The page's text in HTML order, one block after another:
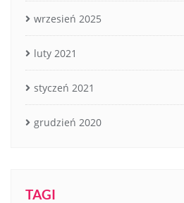
wrzesień 2025
luty 2021
styczeń 2021
grudzień 2020
TAGI